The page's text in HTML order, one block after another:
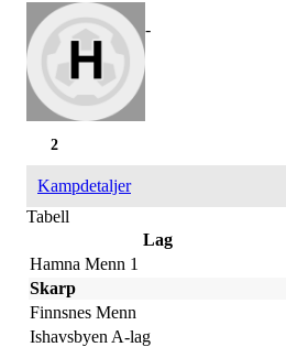
-
2
Kampdetaljer
Tabell
Lag
Hamna Menn 1
Skarp
Finnsnes Menn
Ishavsbyen A-lag